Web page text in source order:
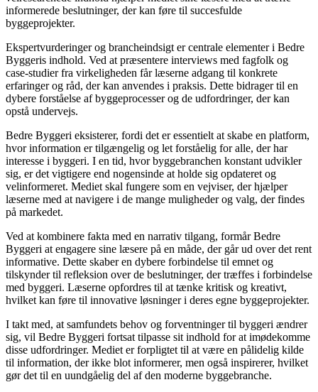
informerede beslutninger, der kan føre til succesfulde
byggeprojekter.
Ekspertvurderinger og brancheindsigt er centrale elementer i Bedre
Byggeris indhold. Ved at præsentere interviews med fagfolk og
case-studier fra virkeligheden får læserne adgang til konkrete
erfaringer og råd, der kan anvendes i praksis. Dette bidrager til en
dybere forståelse af byggeprocesser og de udfordringer, der kan
opstå undervejs.
Bedre Byggeri eksisterer, fordi det er essentielt at skabe en platform,
hvor information er tilgængelig og let forståelig for alle, der har
interesse i byggeri. I en tid, hvor byggebranchen konstant udvikler
sig, er det vigtigere end nogensinde at holde sig opdateret og
velinformeret. Mediet skal fungere som en vejviser, der hjælper
læserne med at navigere i de mange muligheder og valg, der findes
på markedet.
Ved at kombinere fakta med en narrativ tilgang, formår Bedre
Byggeri at engagere sine læsere på en måde, der går ud over det rent
informative. Dette skaber en dybere forbindelse til emnet og
tilskynder til refleksion over de beslutninger, der træffes i forbindelse
med byggeri. Læserne opfordres til at tænke kritisk og kreativt,
hvilket kan føre til innovative løsninger i deres egne byggeprojekter.
I takt med, at samfundets behov og forventninger til byggeri ændrer
sig, vil Bedre Byggeri fortsat tilpasse sit indhold for at imødekomme
disse udfordringer. Mediet er forpligtet til at være en pålidelig kilde
til information, der ikke blot informerer, men også inspirerer, hvilket
gør det til en uundgåelig del af den moderne byggebranche.